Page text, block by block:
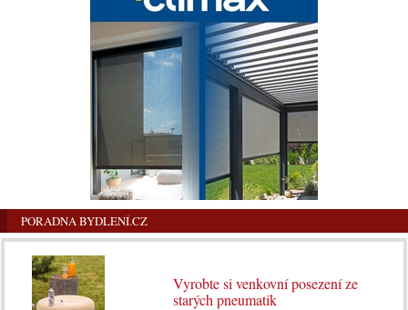
PORADNA BYDLENÍ.CZ
Vyrobte si venkovní posezení ze
starých pneumatik